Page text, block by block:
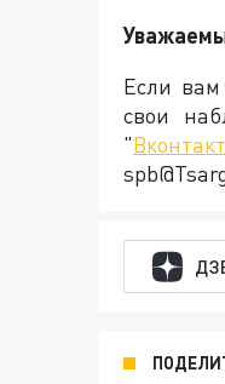
Если вам
свои
"